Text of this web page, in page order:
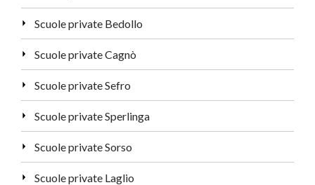
Scuole private Bedollo
Scuole private Cagnò
Scuole private Sefro
Scuole private Sperlinga
Scuole private Sorso
Scuole private Laglio